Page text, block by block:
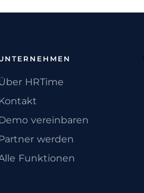
HRTime
vereinbaren
werden
Funktionen